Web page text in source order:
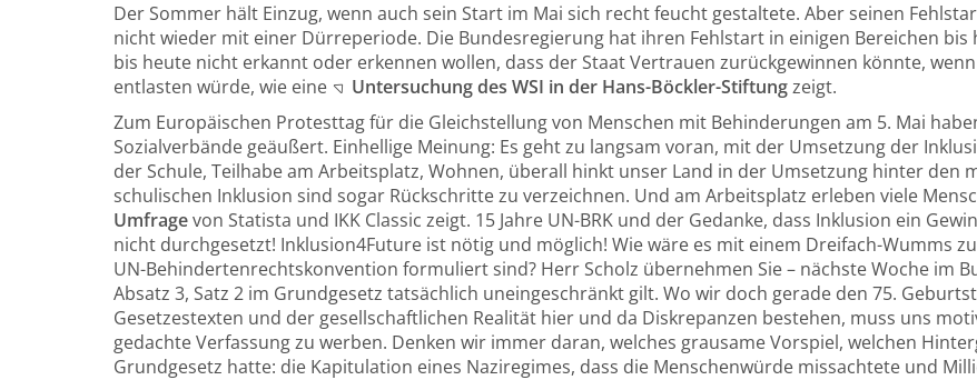
Der Sommer hält Einzug, wenn auch sein Start im Mai sich recht feucht gestaltete. Aber seinen
nicht wieder mit einer Dürreperiode. Die Bundesregierung hat ihren Fehlstart in einigen Bereichen
bis heute nicht erkannt oder erkennen wollen, dass der Staat Vertrauen zurückgewinnen könnte,
entlasten würde, wie eine
Untersuchung des WSI in der Hans-Böckler-Stiftungzeigt.
Zum Europäischen Protesttag für die Gleichstellung von Menschen mit Behinderungen am 5. Mai
Sozialverbände geäußert. Einhellige Meinung: Es geht zu langsam voran, mit der Umsetzung der
der Schule, Teilhabe am Arbeitsplatz, Wohnen, überall hinkt unser Land in der Umsetzung hinter
schulischen Inklusion sind sogar Rückschritte zu verzeichnen. Und am Arbeitsplatz erleben viele
Umfragevon Statista und IKK Classic zeigt. 15 Jahre UN-BRK und der Gedanke, dass Inklusion ein
nicht durchgesetzt! Inklusion4Future ist nötig und möglich! Wie wäre es mit einem Dreifach-Wumms
UN-Behindertenrechtskonvention formuliert sind? Herr Scholz übernehmen Sie – nächste Woche im
Absatz 3, Satz 2 im Grundgesetz tatsächlich uneingeschränkt gilt. Wo wir doch gerade den 75.
Gesetzestexten und der gesellschaftlichen Realität hier und da Diskrepanzen bestehen, muss uns
gedachte Verfassung zu werben. Denken wir immer daran, welches grausame Vorspiel, welchen
Grundgesetz hatte: die Kapitulation eines Naziregimes, dass die Menschenwürde missachtete und